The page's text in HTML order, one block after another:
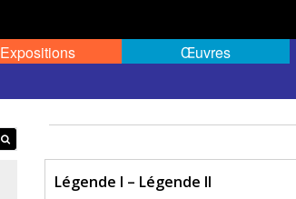
Expositions Œuvres
Légende I – Légende II